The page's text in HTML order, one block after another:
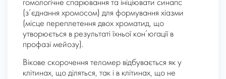
гомологічне спарювання та ініціювати синапс
(з’єднання хромосом) для формування хіазми
(місце переплетення двох хроматид, що
утворюється в результаті їхньої кон’югації в
профазі мейозу).
Вікове скорочення теломер відбувається як у
клітинах, що діляться, так і в клітинах, що не